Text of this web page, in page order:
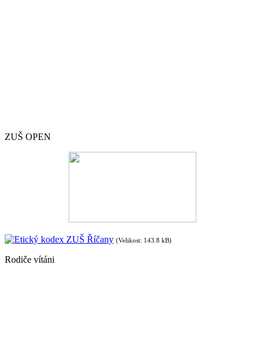
ZUŠ OPEN
Etický kodex ZUŠ Říčany (Velikost: 143.8 kB)
Rodiče vítáni